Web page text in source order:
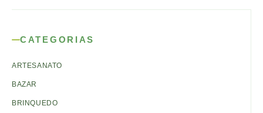
CATEGORIAS
ARTESANATO
BAZAR
BRINQUEDO